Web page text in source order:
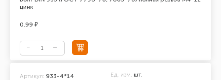
цинк
0.99 ₽
Артикул: 933-4*14 Ед. изм. шт.